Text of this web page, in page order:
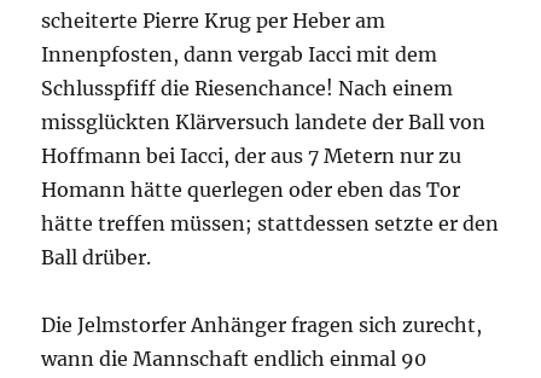
scheiterte Pierre Krug per Heber am
Innenpfosten, dann vergab Iacci mit dem
Schlusspfiff die Riesenchance! Nach einem
missglückten Klärversuch landete der Ball von
Hoffmann bei Iacci, der aus 7 Metern nur zu
Homann hätte querlegen oder eben das Tor
hätte treffen müssen; stattdessen setzte er den
Ball drüber.
Die Jelmstorfer Anhänger fragen sich zurecht,
wann die Mannschaft endlich einmal 90